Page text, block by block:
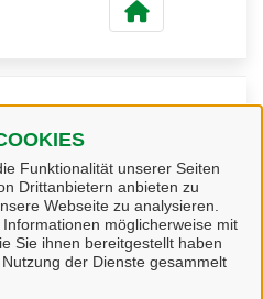
Funktionalität unserer Seiten
Drittanbietern anbieten zu
Webseite zu analysieren.
möglicherweise mit
Sie ihnen bereitgestellt haben
der Dienste gesammelt